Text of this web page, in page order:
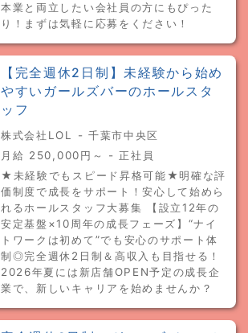
本業と両立したい会社員の方にもぴった
り！まずは気軽に応募をください！
【完全週休2日制】未経験から始め
やすいガールズバーのホールスタ
ッフ
株式会社LOL - 千葉市中央区
月給 250,000円～ - 正社員
★未経験でもスピード昇格可能★明確な評
価制度で成長をサポート！安心して始めら
れるホールスタッフ大募集 【設立12年の
安定基盤×10周年の成長フェーズ】“ナイ
トワークは初めて”でも安心のサポート体
制◎完全週休2日制＆高収入も目指せる！
2026年夏には新店舗OPEN予定の成長企
業で、新しいキャリアを始めませんか？